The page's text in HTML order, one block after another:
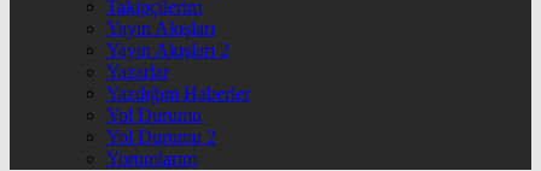
Takipçilerim
Yayın Akışları
Yayın Akışları 2
Yazarlar
Yazdığım Haberler
Yol Durumu
Yol Durumu 2
Yorumlarım